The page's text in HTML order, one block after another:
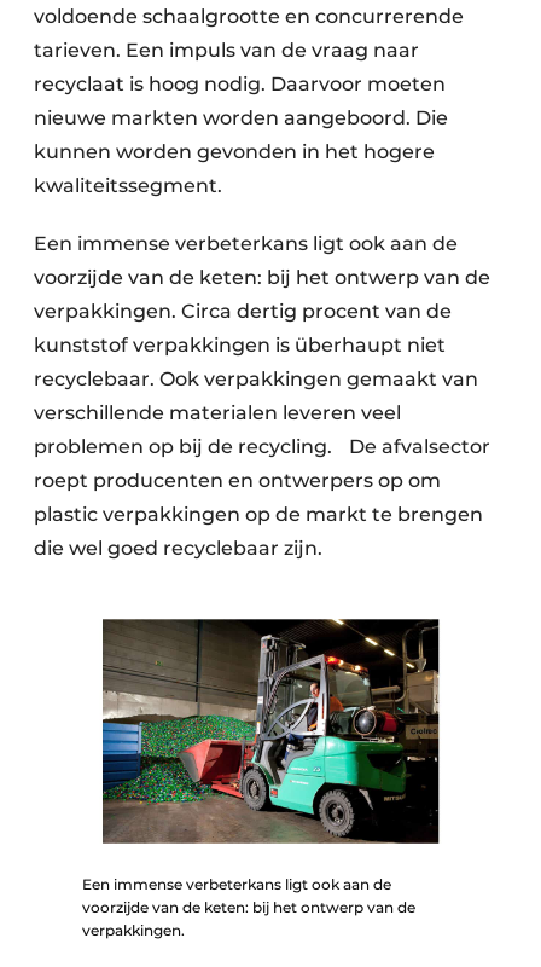
voldoende schaalgrootte en concurrerende
tarieven. Een impuls van de vraag naar
recyclaat is hoog nodig. Daarvoor moeten
nieuwe markten worden aangeboord. Die
kunnen worden gevonden in het hogere
kwaliteitssegment.
Een immense verbeterkans ligt ook aan de
voorzijde van de keten: bij het ontwerp van de
verpakkingen. Circa dertig procent van de
kunststof verpakkingen is überhaupt niet
recyclebaar. Ook verpakkingen gemaakt van
verschillende materialen leveren veel
problemen op bij de recycling. De afvalsector
roept producenten en ontwerpers op om
plastic verpakkingen op de markt te brengen
die wel goed recyclebaar zijn.
Een immense verbeterkans ligt ook aan de
voorzijde van de keten: bij het ontwerp van de
verpakkingen.